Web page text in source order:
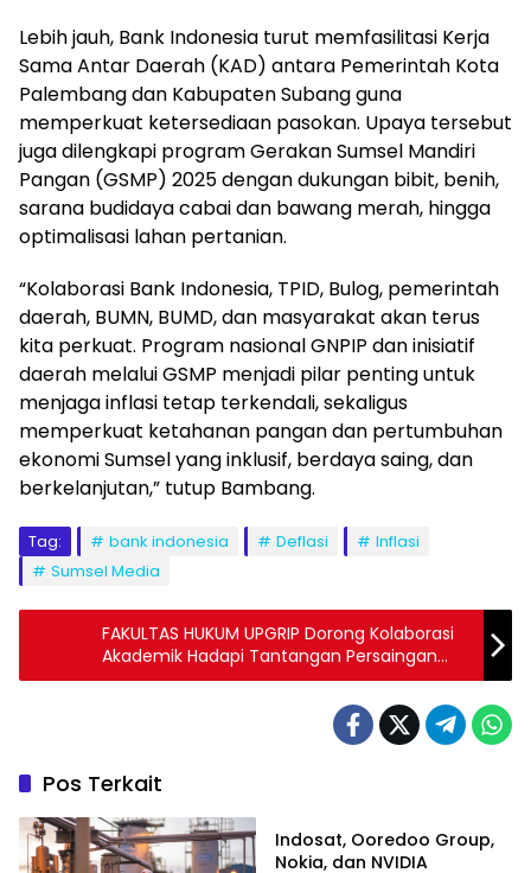
Lebih jauh, Bank Indonesia turut memfasilitasi Kerja
Sama Antar Daerah (KAD) antara Pemerintah Kota
Palembang dan Kabupaten Subang guna
memperkuat ketersediaan pasokan. Upaya tersebut
juga dilengkapi program Gerakan Sumsel Mandiri
Pangan (GSMP) 2025 dengan dukungan bibit, benih,
sarana budidaya cabai dan bawang merah, hingga
optimalisasi lahan pertanian.
“Kolaborasi Bank Indonesia, TPID, Bulog, pemerintah
daerah, BUMN, BUMD, dan masyarakat akan terus
kita perkuat. Program nasional GNPIP dan inisiatif
daerah melalui GSMP menjadi pilar penting untuk
menjaga inflasi tetap terkendali, sekaligus
memperkuat ketahanan pangan dan pertumbuhan
ekonomi Sumsel yang inklusif, berdaya saing, dan
berkelanjutan,” tutup Bambang.
Tag: bank indonesia Deflasi
Inflasi
Sumsel Media
FAKULTAS HUKUM UPGRIP Dorong Kolaborasi
Akademik Hadapi Tantangan Persaingan
Usaha di Era AI
Pos Terkait
Indosat, Ooredoo Group,
Nokia, dan NVIDIA